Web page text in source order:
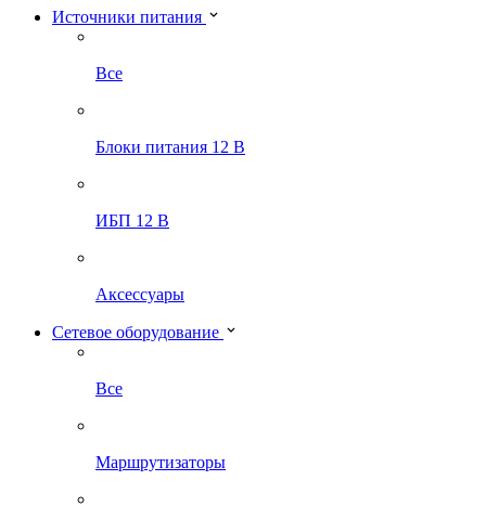
Источники питания
Все
Блоки питания 12 В
ИБП 12 В
Аксессуары
Сетевое оборудование
Все
Маршрутизаторы